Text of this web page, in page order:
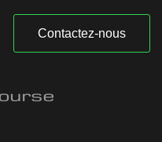
Contactez-nous